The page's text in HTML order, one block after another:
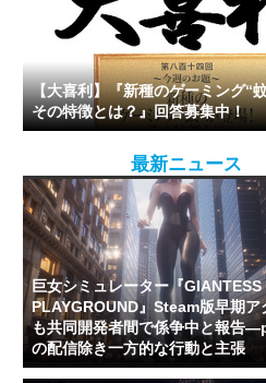
【大喜利】『新種のゲーミング“
その特徴とは？』回答募集中！
最新ニュース
巨女シミュレーター『GIANTESS
PLAYGROUND』Steam版早期ア
も共同開発者間で係争中と報告
の配信除き一方的な行動と主張